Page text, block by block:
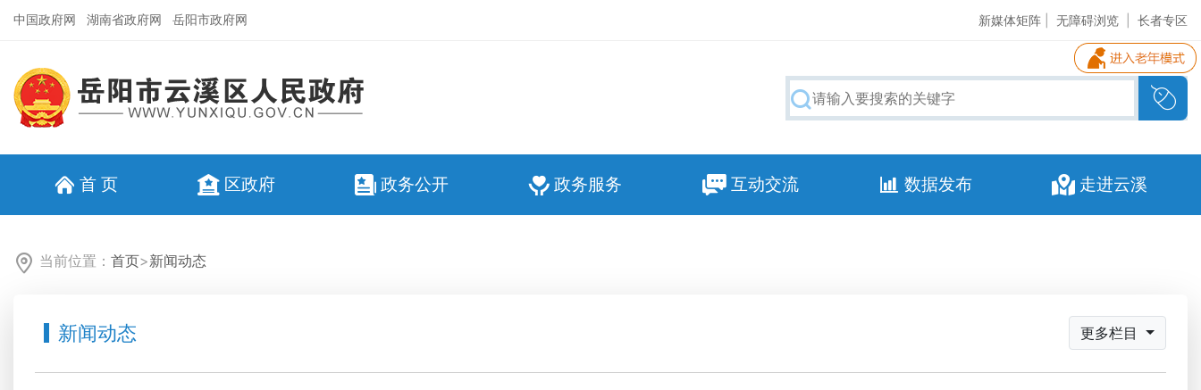
中国政府网 湖南省政府网 岳阳市政府网 新媒体矩阵 无障碍浏览 长者专区
首 页 区政府 政务公开 政务服务 互动交流 数据发布 走进云溪
当前位置： 首页>新闻动态
新闻动态 更多栏目